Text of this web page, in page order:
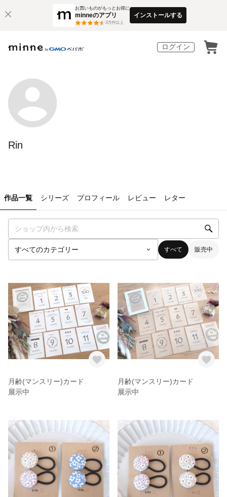
お買いものがもっとお得に
minneのアプリ
3万件以上
インストールする
ログイン
Rin
作品一覧 シリーズ プロフィール レビュー レター
すべて 販売中
月齢(マンスリー)カード
展示中
月齢(マンスリー)カード
展示中